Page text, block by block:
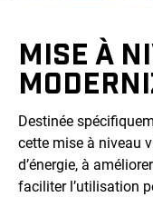
MISE À
Destinée
cette mise à niveau
d’énergie, à
faciliter l’utilisation